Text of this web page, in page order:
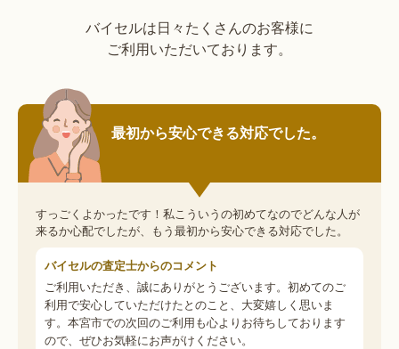
バイセルは日々たくさんのお客様に
ご利用いただいております。
最初から安心できる対応でした。
すっごくよかったです！私こういうの初めてなのでどんな人が
来るか心配でしたが、もう最初から安心できる対応でした。
バイセルの査定士からのコメント
ご利用いただき、誠にありがとうございます。初めてのご
利用で安心していただけたとのこと、大変嬉しく思いま
す。本宮市での次回のご利用も心よりお待ちしております
ので、ぜひお気軽にお声がけください。